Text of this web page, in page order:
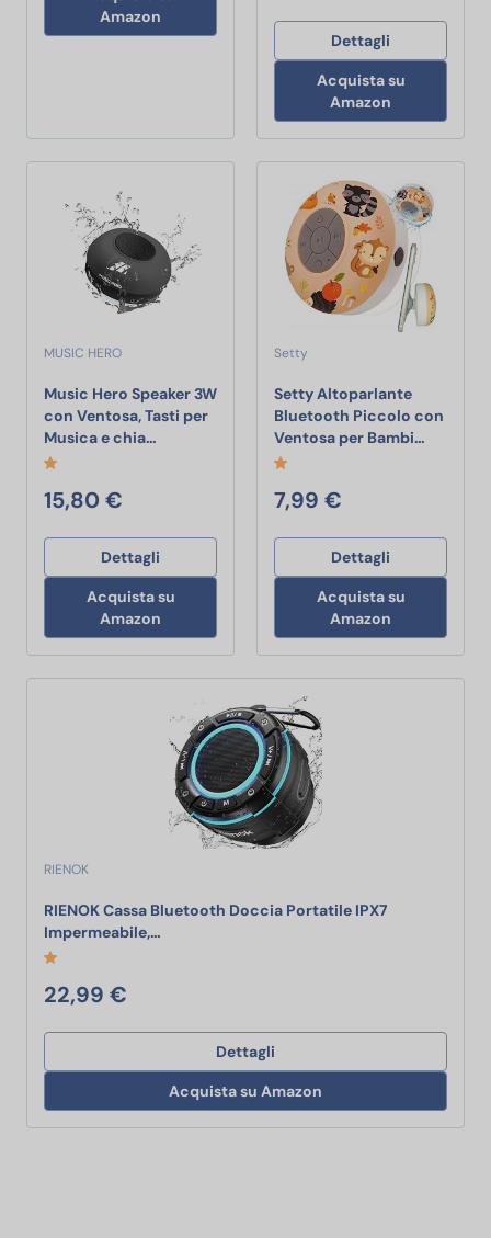
Amazon
Dettagli
Acquista su
Amazon
MUSIC HERO
Music Hero Speaker 3W
con Ventosa, Tasti per
Musica e chia… Music Hero Speaker 3W con Ventosa,
15,80 €
Dettagli
Acquista su
Amazon
Setty
Setty Altoparlante
Bluetooth Piccolo con
Ventosa per Bambi…
7,99 €
Dettagli
Acquista su
Amazon
RIENOK
RIENOK Cassa Bluetooth Doccia Portatile IPX7
Impermeabile,…
22,99 €
Dettagli
Acquista su Amazon